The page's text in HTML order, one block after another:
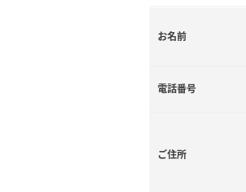
お名前
電話番号
ご住所